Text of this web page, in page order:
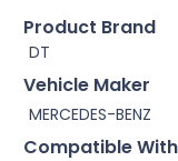
Product Brand
DT
Vehicle Maker
MERCEDES-BENZ
Compatible With